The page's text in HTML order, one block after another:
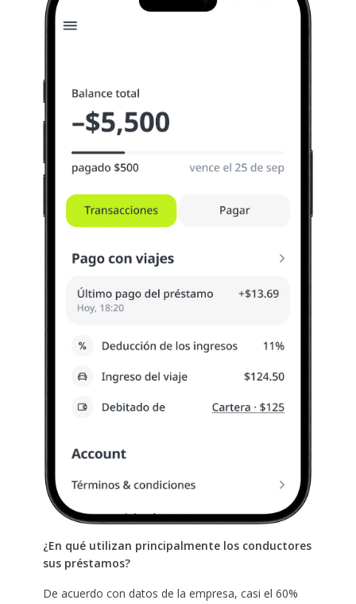
¿En qué utilizan principalmente los conductores
sus préstamos?
De acuerdo con datos de la empresa, casi el 60%